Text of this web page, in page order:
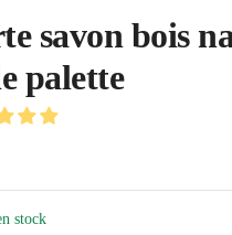
savon bois
palette
stock